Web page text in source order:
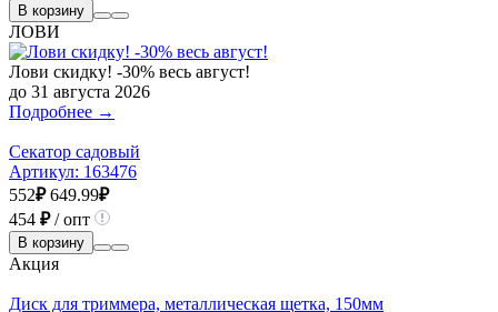
В корзину
ЛОВИ
Лови скидку! -30% весь август!
до 31 августа 2026
Подробнее →
Секатор садовый
Артикул: 163476
552₽ 649.99₽
454 ₽/ опт
В корзину
Акция
Диск для триммера, металлическая щетка, 150мм